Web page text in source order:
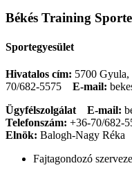
Békés Training
Sportegyesület
Hivatalos cím: 5700
70/682-5575
E-mail:
Ügyfélszolgálat
E-mail:
Telefonszám: +36-70/682-
Elnök: Balogh-Nagy Réka
Fajtagondozó